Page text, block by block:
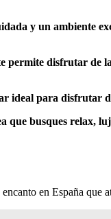
y un ambiente
permite disfrutar de
ideal para disfrutar
que busques relax,
en España que